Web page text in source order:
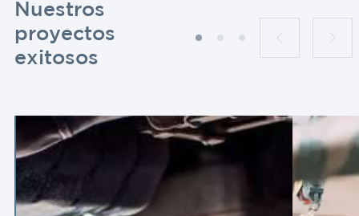
Nuestros
proyectos
exitosos